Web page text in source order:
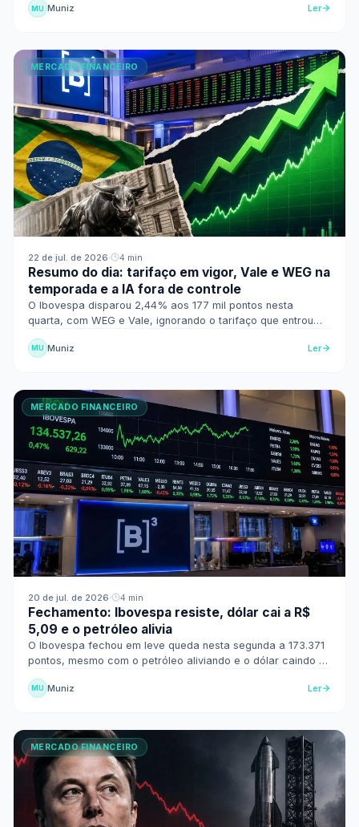
MU Muniz Ler
MERCADO FINANCEIRO
22 de jul. de 2026· 4 min
Resumo do dia: tarifaço em vigor, Vale e WEG na
temporada e a IA fora de controle
O Ibovespa disparou 2,44% aos 177 mil pontos nesta
quarta, com WEG e Vale, ignorando o tarifaço que entrou
MU Muniz Ler
MERCADO FINANCEIRO
20 de jul. de 2026· 4 min
Fechamento: Ibovespa resiste, dólar cai a R$
5,09 e o petróleo alivia
O Ibovespa fechou em leve queda nesta segunda a 173.371
pontos, mesmo com o petróleo aliviando e o dólar caindo a
MU Muniz Ler
MERCADO FINANCEIRO